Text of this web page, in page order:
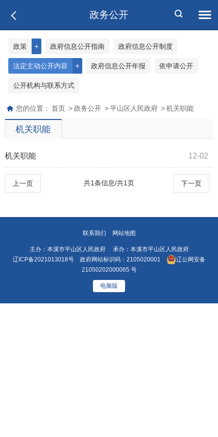
政务公开
＋
政策 政府信息公开指南 政府信息公开制度
＋
法定主动公开内容 政府信息公开年报 依申请公开
公开机构与联系方式
您的位置： 首页 > 政务公开 > 平山区人民政府 > 机关职能
机关职能
12-02
机关职能
上一页 下一页
共1条信息/共1页
联系我们 网站地图
主办：本溪市平山区人民政府 承办：本溪市平山区人民政府
辽ICP备2021013018号 政府网站标识码：2105020001
辽公网安备
21050202000065 号
电脑版